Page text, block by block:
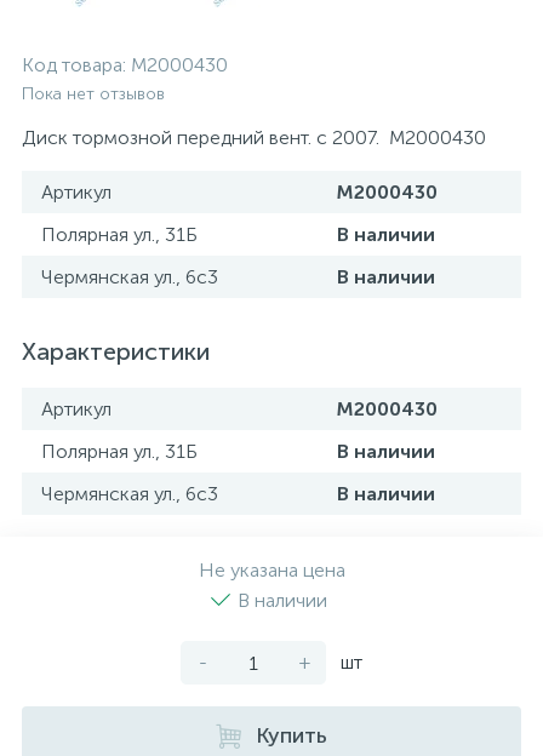
Код товара: M2000430
Пока нет отзывов
Диск тормозной передний вент. с 2007. M2000430
Артикул
M2000430
Полярная ул., 31Б
В наличии
Чермянская ул., 6с3
В наличии
Характеристики
Артикул
M2000430
Полярная ул., 31Б
В наличии
Чермянская ул., 6с3
В наличии
Не указана цена
В наличии
- + шт
Купить